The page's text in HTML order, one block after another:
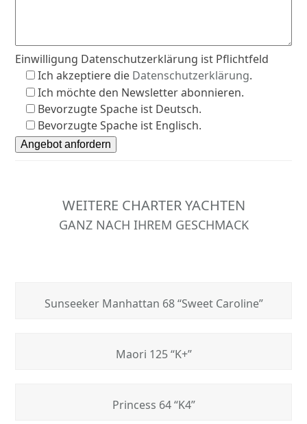
Einwilligung Datenschutzerklärung ist Pflichtfeld
Ich akzeptiere die Datenschutzerklärung.
Ich möchte den Newsletter abonnieren.
Bevorzugte Spache ist Deutsch.
Bevorzugte Spache ist Englisch.
WEITERE CHARTER YACHTEN
GANZ NACH IHREM GESCHMACK
Sunseeker Manhattan 68 “Sweet Caroline”
Maori 125 “K+”
Princess 64 “K4”